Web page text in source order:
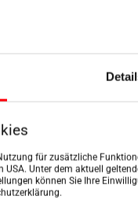
für zusätzliche
Unter dem aktuell
können Sie Ihre